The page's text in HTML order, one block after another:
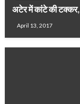
अटेर में कांटे की
April 13, 2017